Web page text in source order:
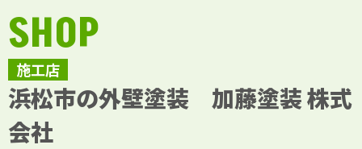
施工店
SHOP
浜松市の外壁塗装 加藤塗装 株式
会社